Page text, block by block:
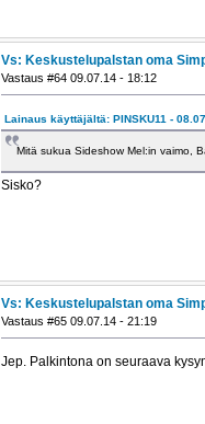
Vs: Keskustelupalstan oma
Vastaus #64 09.07.14 - 18:12
Lainaus käyttäjältä: PINSKU11 -
Mitä sukua Sideshow Mel:in vaimo,
Sisko?
Vs: Keskustelupalstan oma
Vastaus #65 09.07.14 - 21:19
Jep. Palkintona on seuraava